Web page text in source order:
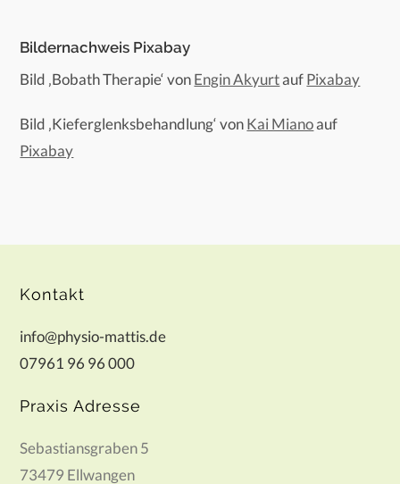
Bildernachweis Pixabay
Bild ‚Bobath Therapie‘ vonEngin AkyurtaufPixabay
Bild ‚Kieferglenksbehandlung‘ vonKai Mianoauf
Pixabay
Kontakt
info@physio-mattis.de
07961 96 96 000
Praxis Adresse
Sebastiansgraben 5
73479 Ellwangen